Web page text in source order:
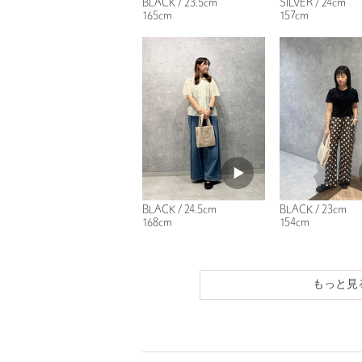
BLACK / 23.5cm
165cm
SILVER / 24cm
157cm
BLACK / 24.5cm
168cm
BLACK / 23cm
154cm
もっと見